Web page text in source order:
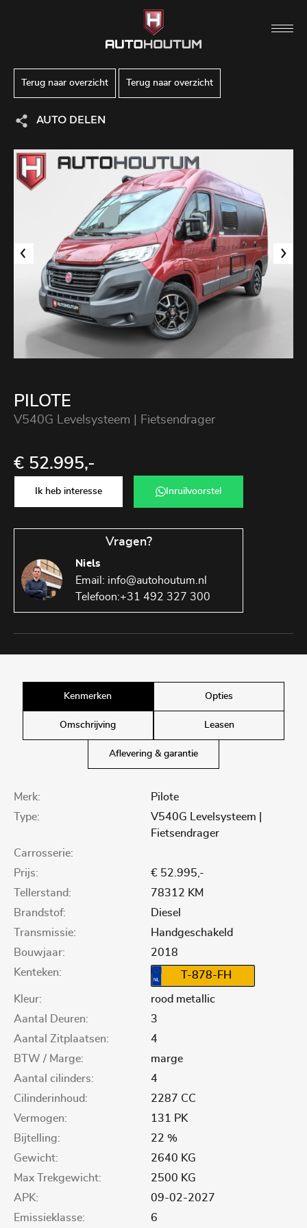
Terug naar overzicht Terug naar overzicht
AUTO DELEN
PILOTE
V540G Levelsysteem | Fietsendrager
€ 52.995,-
Ik heb interesse Inruilvoorstel
Vragen?
Niels
Email: info@autohoutum.nl
Telefoon:+31 492 327 300
Kenmerken Opties
Omschrijving Leasen
Aflevering & garantie
Merk:
Pilote
Type:
V540G Levelsysteem |
Fietsendrager
Carrosserie:
Prijs:
€ 52.995,-
Tellerstand:
78312 KM
Brandstof:
Diesel
Transmissie:
Handgeschakeld
Bouwjaar:
2018
Kenteken:
T-878-FH
Kleur:
rood metallic
Aantal Deuren:
3
Aantal Zitplaatsen:
4
BTW / Marge:
marge
Aantal cilinders:
4
Cilinderinhoud:
2287 CC
Vermogen:
131 PK
Bijtelling:
22 %
Gewicht:
2640 KG
Max Trekgewicht:
2500 KG
APK:
09-02-2027
Emissieklasse:
6